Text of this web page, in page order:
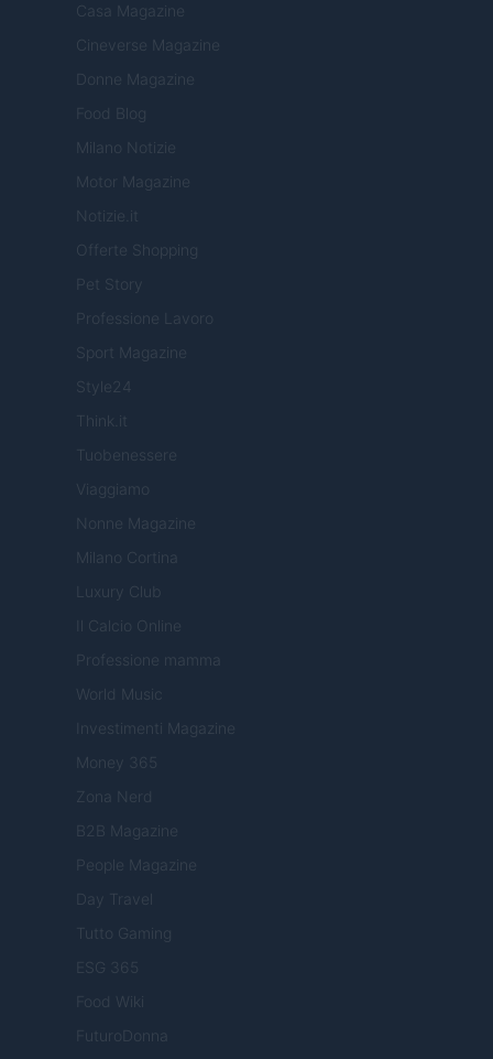
Casa Magazine
Cineverse Magazine
Donne Magazine
Food Blog
Milano Notizie
Motor Magazine
Notizie.it
Offerte Shopping
Pet Story
Professione Lavoro
Sport Magazine
Style24
Think.it
Tuobenessere
Viaggiamo
Nonne Magazine
Milano Cortina
Luxury Club
Il Calcio Online
Professione mamma
World Music
Investimenti Magazine
Money 365
Zona Nerd
B2B Magazine
People Magazine
Day Travel
Tutto Gaming
ESG 365
Food Wiki
FuturoDonna